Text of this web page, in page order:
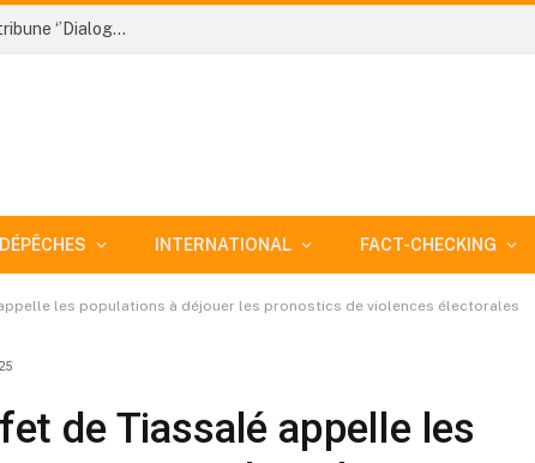
AIP/ Initiative 2050 Côte d’Ivoire lance sa première tribune ‘’Dialogue des générations’’
DÉPÊCHES INTERNATIONAL FACT-CHECKING
les populations à déjouer les pronostics de violences électorales
de Tiassalé appelle les